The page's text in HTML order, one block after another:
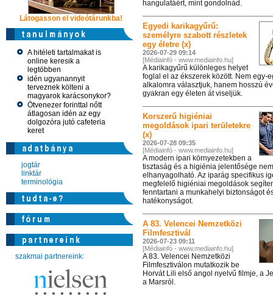
Látogasson el videótárunkba! Látogasson el videótárunkba!Látogasson
A hitéleti tartalmakat is
online keresik a
legtöbben
idén ugyanannyit
terveznek költeni a
magyarok karácsonykor?
Ötvenezer forinttal nőtt
átlagosan idén az egy
dolgozóra jutó cafeteria
keret
jogtár
linktár
terminológia
szakmai partnereink:
hangulatáért, mint gondolnád.
Egyedi karikagyűrű:
személyre szabott részletek
egy életre (x)
2026-07-29 09:14
[Médiainfó - www.mediainfo.hu]
A karikagyűrű különleges helyet
foglal el az ékszerek között. Nem egy-
alkalomra választjuk, hanem hosszú
gyakran egy életen át viseljük.
Korszerű higiéniai
megoldások ipari területekre
(x)
2026-07-28 09:35
[Médiainfó - www.mediainfo.hu]
A modern ipari környezetekben a
tisztaság és a higiénia jelentősége nem
elhanyagolható. Az iparág specifikus
megfelelő higiéniai megoldások
fenntartani a munkahelyi biztonságot
hatékonyságot.
A 83. Velencei Nemzetközi
Filmfesztivál
2026-07-23 09:11
[Médiainfó - www.mediainfo.hu]
A 83. Velencei Nemzetközi
Filmfesztiválon mutatkozik be
Horvát Lili első angol nyelvű filmje, a
a Marsról.